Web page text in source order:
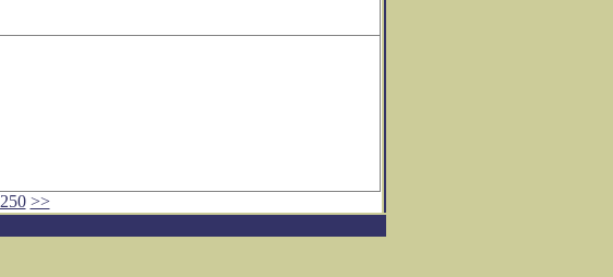
250 >>